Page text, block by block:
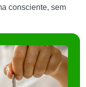
consciente, sem